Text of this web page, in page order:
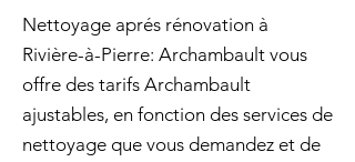
Nettoyage aprés rénovation à
Rivière-à-Pierre: Archambault vous
offre des tarifs Archambault
ajustables, en fonction des services de
nettoyage que vous demandez et de